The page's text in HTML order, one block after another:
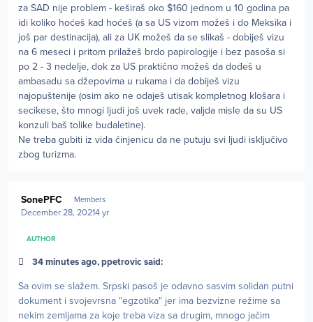
za SAD nije problem - keširaš oko $160 jednom u 10 godina pa
idi koliko hoćeš kad hoćeš (a sa US vizom možeš i do Meksika i
još par destinacija), ali za UK možeš da se slikaš - dobiješ vizu
na 6 meseci i pritom prilažeš brdo papirologije i bez pasoša si
po 2 - 3 nedelje, dok za US praktično možeš da dođeš u
ambasadu sa džepovima u rukama i da dobiješ vizu
najopuštenije (osim ako ne odaješ utisak kompletnog klošara i
secikese, što mnogi ljudi još uvek rade, valjda misle da su US
konzuli baš tolike budaletine).
Ne treba gubiti iz vida činjenicu da ne putuju svi ljudi isključivo
zbog turizma.
SonePFC Members
December 28, 20214 yr
AUTHOR
34 minutes ago, ppetrovic said:
Sa ovim se slažem. Srpski pasoš je odavno sasvim solidan putni
dokument i svojevrsna "egzotika" jer ima bezvizne režime sa
nekim zemljama za koje treba viza sa drugim, mnogo jačim